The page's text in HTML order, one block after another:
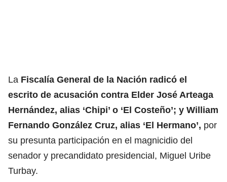
La Fiscalía General de la Nación radicó el
escrito de acusación contra Elder José Arteaga
Hernández, alias ‘Chipi’ o ‘El Costeño’; y William
Fernando González Cruz, alias ‘El Hermano’, por
su presunta participación en el magnicidio del
senador y precandidato presidencial, Miguel Uribe
Turbay.